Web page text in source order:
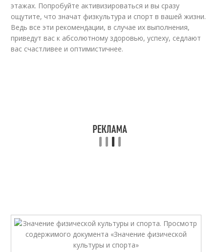
этажах. Попробуйте активизироваться и вы сразу
ощутите, что значат физкультура и спорт в вашей жизни.
Ведь все эти рекомендации, в случае их выполнения,
приведут вас к абсолютному здоровью, успеху, седлают
вас счастливее и оптимистичнее.